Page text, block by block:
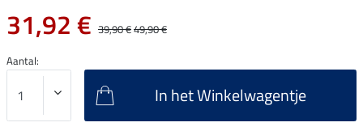
31,92 € 39,90 €49,90 €
Aantal:
In het Winkelwagentje